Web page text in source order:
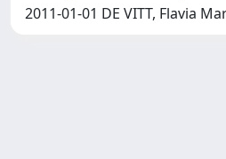
2011-01-01 DE VITT, Flavia